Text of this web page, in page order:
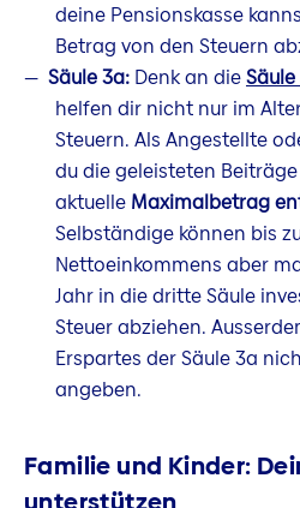
deine Pensionskasse
Betrag von den Steuern
Säule 3a: Denk an die
helfen dir nicht nur im
Steuern. Als Angestellte
du die geleisteten
aktuelle Maximalbetrag
Selbständige können bis
Nettoeinkommens aber
Jahr in die dritte Säule
Steuer abziehen.
Erspartes der Säule 3a
angeben.
Familie und Kinder: